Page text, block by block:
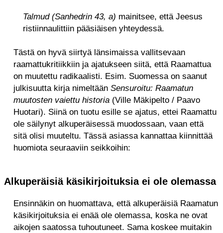
Talmud (Sanhedrin 43, a) mainitsee, että Jeesus
ristiinnaulittiin pääsiäisen yhteydessä.
Tästä on hyvä siirtyä länsimaissa vallitsevaan
raamattukritiikkiin ja ajatukseen siitä, että Raamattua
on muutettu radikaalisti. Esim. Suomessa on saanut
julkisuutta kirja nimeltään Sensuroitu: Raamatun
muutosten vaiettu historia (Ville Mäkipelto / Paavo
Huotari). Siinä on tuotu esille se ajatus, ettei Raamattu
ole säilynyt alkuperäisessä muodossaan, vaan että
sitä olisi muuteltu. Tässä asiassa kannattaa kiinnittää
huomiota seuraaviin seikkoihin:
Alkuperäisiä käsikirjoituksia ei ole olemassa
Ensinnäkin on huomattava, että alkuperäisiä Raamatun
käsikirjoituksia ei enää ole olemassa, koska ne ovat
aikojen saatossa tuhoutuneet. Sama koskee muitakin